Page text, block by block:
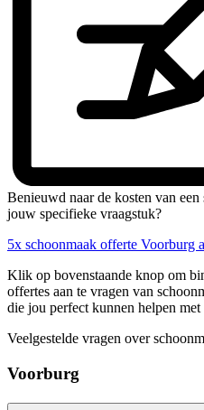
Benieuwd naar de kosten van
jouw specifieke vraagstuk?
5x schoonmaak offerte Voorburg
Klik op bovenstaande knop om
offertes aan te vragen van
die jou perfect kunnen helpen
Veelgestelde vragen over
Voorburg